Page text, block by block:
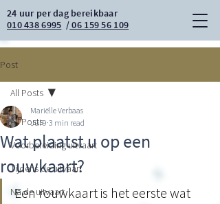
010 438 6995 /06 159 56 109
24 uur per dag bereikbaar
Post
All Posts
Voorbereiding uitvaart
Tijdens de uitvaart
Na de uitvaart
All Posts
Wat plaatst u op een
rouwkaart?
Mariëlle Verbaas
Jul 9 3 min read
Een rouwkaart is het eerste wat